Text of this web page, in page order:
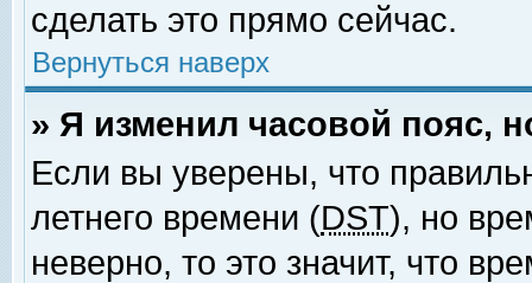
сделать это прямо сейчас.
Вернуться наверх
» Я изменил часовой пояс,
Если вы уверены, что
летнего времени (DST), но
неверно, то это значит, что